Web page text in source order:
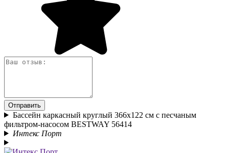
Отправить
Бассейн каркасный круглый 366х122 см с песчаным
фильтром-насосом BESTWAY 56414
Интекс Порт